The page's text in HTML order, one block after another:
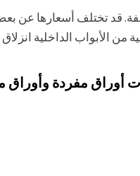
قد تختلف أسعارها عن
أوراق مفردة وأوراق